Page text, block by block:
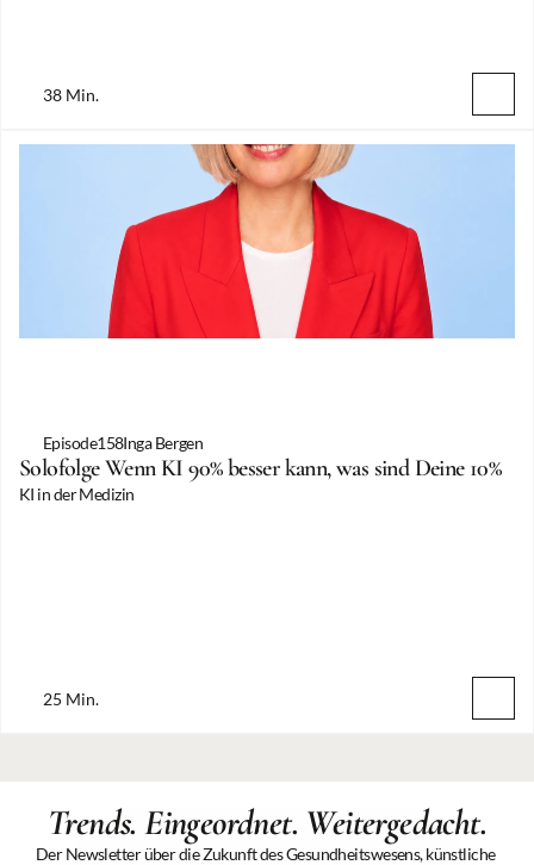
38 Min.
Episode158Inga Bergen
Solofolge Wenn KI 90% besser kann, was sind Deine 10%
KI in der Medizin
25 Min.
MEHR EPISODEN
Trends. Eingeordnet. Weitergedacht.
Der Newsletter über die Zukunft des Gesundheitswesens, künstliche